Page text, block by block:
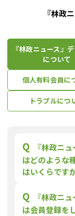
『林政
『林政ニュース』
について
個人有料会員に
トラブルにつ
Q
『林政ニ
はどのような
はいくらです
Q
『林政ニ
は会員登録を